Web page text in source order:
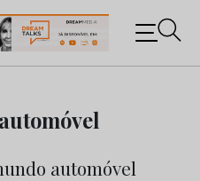
sobre os negócios do
automóvel